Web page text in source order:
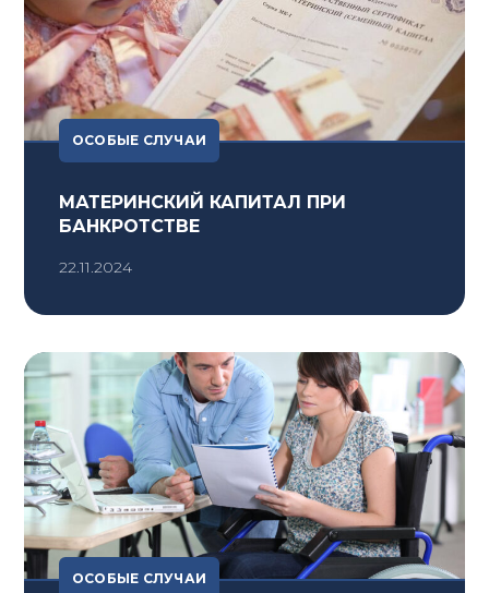
ОСОБЫЕ СЛУЧАИ
МАТЕРИНСКИЙ КАПИТАЛ ПРИ
БАНКРОТСТВЕ
22.11.2024
ОСОБЫЕ СЛУЧАИ